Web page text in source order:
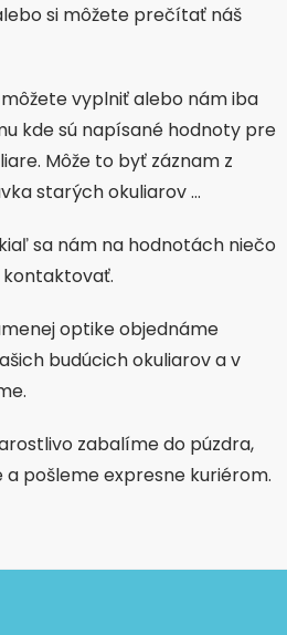
si môžete prečítať náš
vyplniť alebo nám iba
kde sú napísané hodnoty pre
Môže to byť záznam z
starých okuliarov …
sa nám na hodnotách niečo
kontaktovať.
optike objednáme
budúcich okuliarov a v
zabalíme do púzdra,
a pošleme expresne kuriérom.